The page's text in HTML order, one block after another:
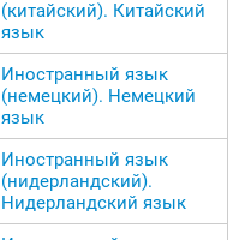
(китайский). Китайский
язык
Иностранный язык
(немецкий). Немецкий
язык
Иностранный язык
(нидерландский).
Нидерландский язык